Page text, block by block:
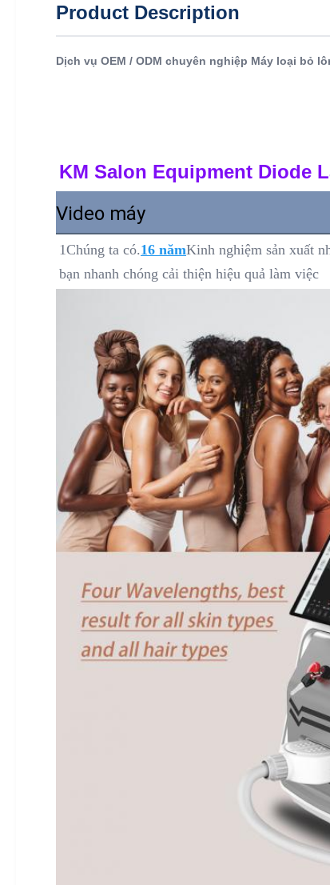
Product Description
Dịch vụ OEM / ODM chuyên nghiệp Máy loại bỏ
KM Salon Equipment Diode
Video máy
1Chúng ta có.16 nămKinh nghiệm sản xuất
bạn nhanh chóng cải thiện hiệu quả làm việc